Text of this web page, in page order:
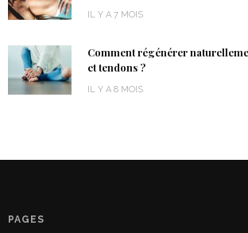
IL Y A 7 MOIS
Comment régénérer
et tendons ?
IL Y A 8 MOIS
PAGES